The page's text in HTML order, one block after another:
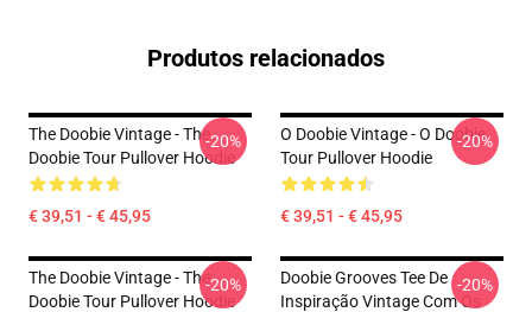
Produtos relacionados
The Doobie Vintage - The
Doobie Tour Pullover Hoodie
€ 39,51 - € 45,95
-20%
O Doobie Vintage - O Doobie
Tour Pullover Hoodie
€ 39,51 - € 45,95
-20%
The Doobie Vintage - The
Doobie Tour Pullover Hoodie
-20%
Doobie Grooves Tee De
Inspiração Vintage Com Os
-20%